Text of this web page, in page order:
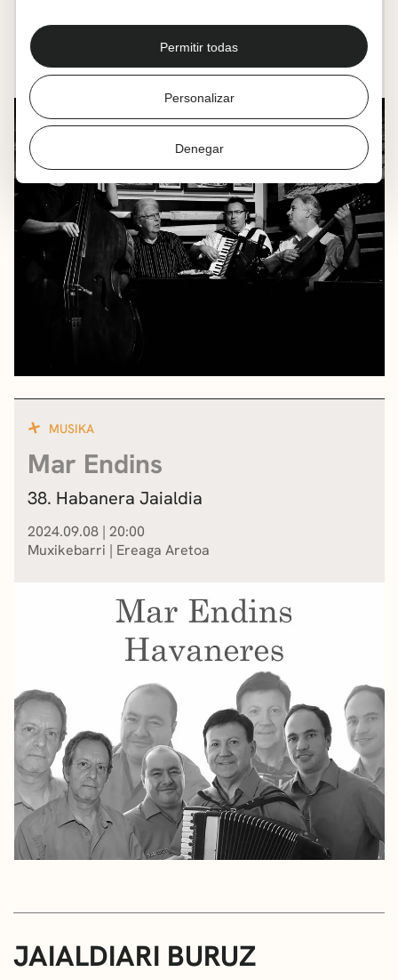
Permitir todas
Personalizar
Denegar
2024.09.06
Muxikebarri|Ereaga Aretoa
MUSIKA
Mar Endins
38. Habanera Jaialdia
2024.09.08 | 20:00
Muxikebarri | Ereaga Aretoa
JAIALDIARI BURUZ